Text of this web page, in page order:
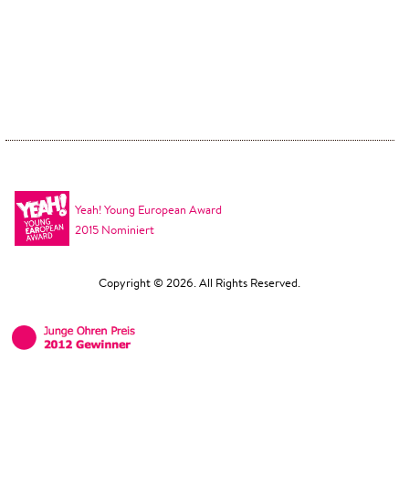
Yeah! Young European Award
2015 Nominiert
Copyright © 2026. All Rights Reserved.